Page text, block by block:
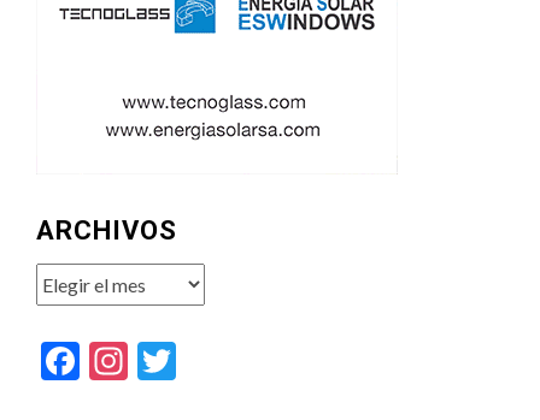
ARCHIVOS
Archivos
Facebook
Instagram